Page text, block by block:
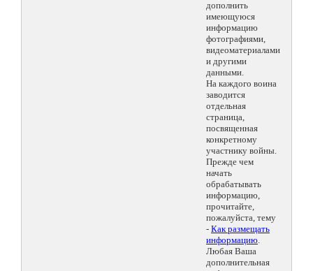
дополнить
имеющуюся
информацию
фотографиями,
видеоматериалами
и другими
данными.
На каждого воина
заводится
отдельная
страница,
посвященная
конкретному
участнику войны.
Прежде чем
начать
обрабатывать
информацию,
прочитайте,
пожалуйста, тему
- Как размещать
информацию.
Любая Ваша
дополнительная